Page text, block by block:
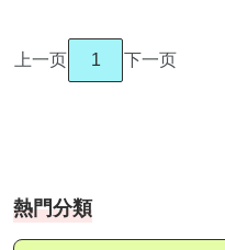
上一页 1 下一页
熱門分類